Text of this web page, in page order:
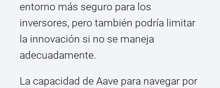
entorno más seguro para los
inversores, pero también podría limitar
la innovación si no se maneja
adecuadamente.
La capacidad de Aave para navegar por